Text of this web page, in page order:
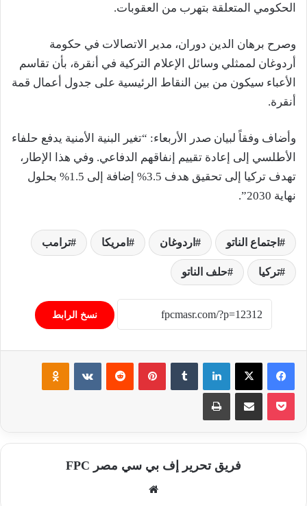
الحكومي المتعلقة بتهرب من العقوبات.
وصرح برهان الدين دوران، مدير الاتصالات في حكومة
أردوغان لممثلي وسائل الإعلام التركية في أنقرة، ‌بأن تقاسم
الأعباء سيكون من بين النقاط الرئيسية على جدول أعمال قمة
أنقرة.
وأضاف وفقاً لبيان صدر الأربعاء: “تغير البنية الأمنية يدفع حلفاء
الأطلسي ‌إلى إعادة تقييم إنفاقهم الدفاعي. وفي هذا الإطار،
تهدف تركيا إلى تحقيق هدف 3.5% إضافة إلى 1.5% بحلول
نهاية 2030”.
اجتماع الناتو اردوغان امريكا ترامب
تركيا حلف الناتو
نسخ الرابط
فيسبوك ‫X لينكدإن بينتيريست
فريق تحرير إف بي سي مصر FPC